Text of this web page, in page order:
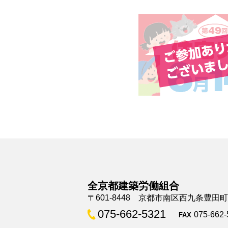
全京都建築労働組合
〒601-8448 京都市南区西九条豊田
075-662-5321 FAX 075-